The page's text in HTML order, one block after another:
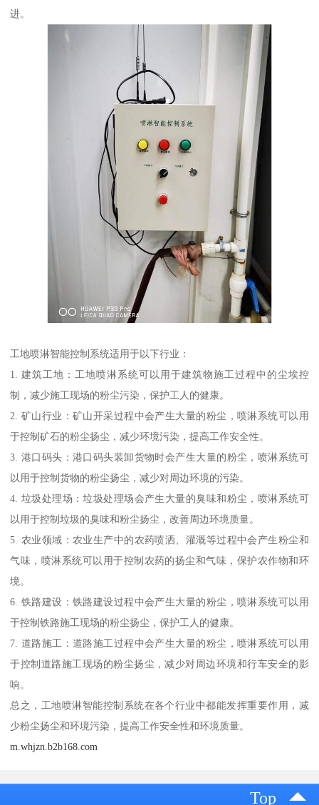
进。
工地喷淋智能控制系统适用于以下行业：
1. 建筑工地：工地喷淋系统可以用于建筑物施工过程中的尘埃控
制，减少施工现场的粉尘污染，保护工人的健康。
2. 矿山行业：矿山开采过程中会产生大量的粉尘，喷淋系统可以用
于控制矿石的粉尘扬尘，减少环境污染，提高工作安全性。
3. 港口码头：港口码头装卸货物时会产生大量的粉尘，喷淋系统可
以用于控制货物的粉尘扬尘，减少对周边环境的污染。
4. 垃圾处理场：垃圾处理场会产生大量的臭味和粉尘，喷淋系统可
以用于控制垃圾的臭味和粉尘扬尘，改善周边环境质量。
5. 农业领域：农业生产中的农药喷洒、灌溉等过程中会产生粉尘和
气味，喷淋系统可以用于控制农药的扬尘和气味，保护农作物和环
境。
6. 铁路建设：铁路建设过程中会产生大量的粉尘，喷淋系统可以用
于控制铁路施工现场的粉尘扬尘，保护工人的健康。
7. 道路施工：道路施工过程中会产生大量的粉尘，喷淋系统可以用
于控制道路施工现场的粉尘扬尘，减少对周边环境和行车安全的影
响。
总之，工地喷淋智能控制系统在各个行业中都能发挥重要作用，减
少粉尘扬尘和环境污染，提高工作安全性和环境质量。
m.whjzn.b2b168.com
Top